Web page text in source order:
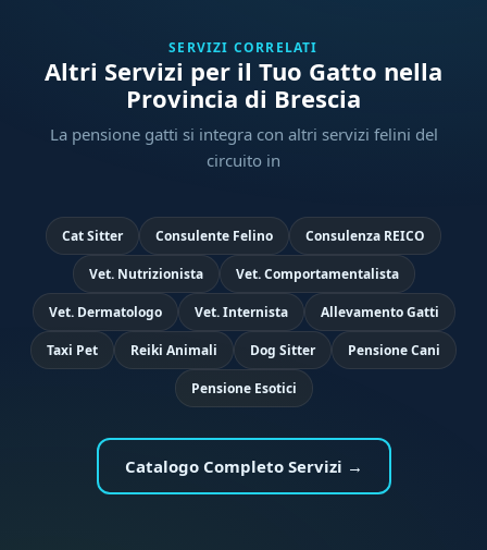
SERVIZI CORRELATI
Altri Servizi per il Tuo Gatto nella
Provincia di Brescia
La pensione gatti si integra con altri servizi felini del
circuito in
Cat Sitter Consulente Felino Consulenza REICO
Vet. Nutrizionista Vet. Comportamentalista
Vet. Dermatologo Vet. Internista Allevamento Gatti
Taxi Pet Reiki Animali Dog Sitter Pensione Cani
Pensione Esotici
Catalogo Completo Servizi →